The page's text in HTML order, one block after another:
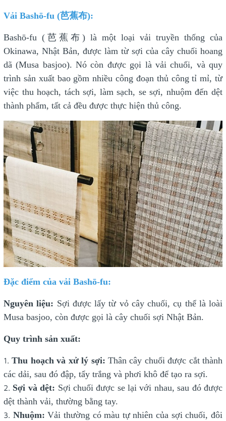
Vải Bashō-fu (芭蕉布):
Bashō-fu (芭蕉布) là một loại vải truyền thống của
Okinawa, Nhật Bản, được làm từ sợi của cây chuối hoang
dã (Musa basjoo). Nó còn được gọi là vải chuối, và quy
trình sản xuất bao gồm nhiều công đoạn thủ công tỉ mỉ, từ
việc thu hoạch, tách sợi, làm sạch, se sợi, nhuộm đến dệt
thành phẩm, tất cả đều được thực hiện thủ công.
Đặc điểm của vải Bashō-fu:
Nguyên liệu: Sợi được lấy từ vỏ cây chuối, cụ thể là loài
Musa basjoo, còn được gọi là cây chuối sợi Nhật Bản.
Quy trình sản xuất:
Thu hoạch và xử lý sợi: Thân cây chuối được cắt thành
các dải, sau đó đập, tẩy trắng và phơi khô để tạo ra sợi.
Sợi và dệt: Sợi chuối được se lại với nhau, sau đó được
dệt thành vải, thường bằng tay.
Nhuộm: Vải thường có màu tự nhiên của sợi chuối, đôi